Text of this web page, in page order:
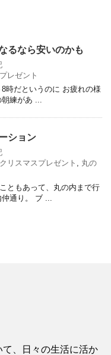
るなら安いのかも
レゼント
時だというのに お疲れの様
練があ ...
ション
クリスマスプレゼント
丸の
ともあって、丸の内まで行
通り。 ブ ...
、日々の生活に活か